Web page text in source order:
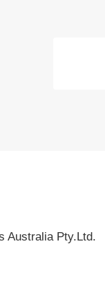
Australia Pty.Ltd.